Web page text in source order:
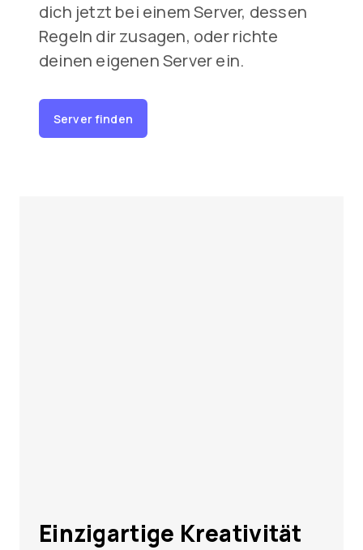
dich jetzt bei einem Server, dessen
Regeln dir zusagen, oder richte
deinen eigenen Server ein.
Server finden
Einzigartige Kreativität